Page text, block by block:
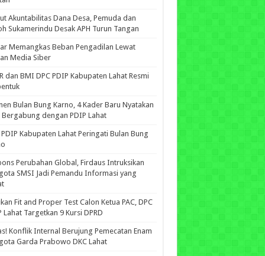
Akuntabilitas Dana Desa, Pemuda dan
Sukamerindu Desak APH Turun Tangan
Memangkas Beban Pengadilan Lewat
Media Siber
dan BMI DPC PDIP Kabupaten Lahat Resmi
Bulan Bung Karno, 4 Kader Baru Nyatakan
Bergabung dengan PDIP Lahat
PDIP Kabupaten Lahat Peringati Bulan Bung
Perubahan Global, Firdaus Intruksikan
SMSI Jadi Pemandu Informasi yang
Fit and Proper Test Calon Ketua PAC, DPC
Lahat Targetkan 9 Kursi DPRD
Konflik Internal Berujung Pemecatan Enam
Garda Prabowo DKC Lahat